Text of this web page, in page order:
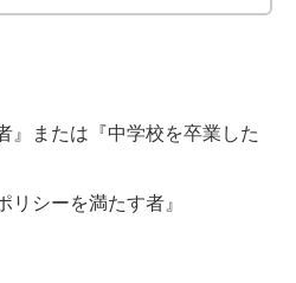
』または『中学校を卒業した
リシーを満たす者』